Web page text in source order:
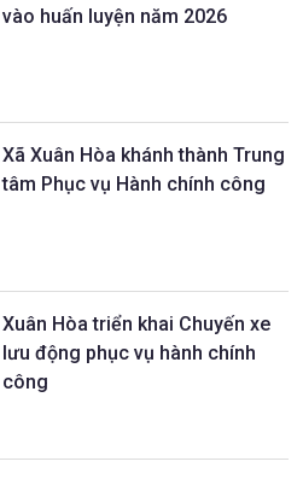
vào huấn luyện năm 2026
Xã Xuân Hòa khánh thành Trung
tâm Phục vụ Hành chính công
Xuân Hòa triển khai Chuyến xe
lưu động phục vụ hành chính
công